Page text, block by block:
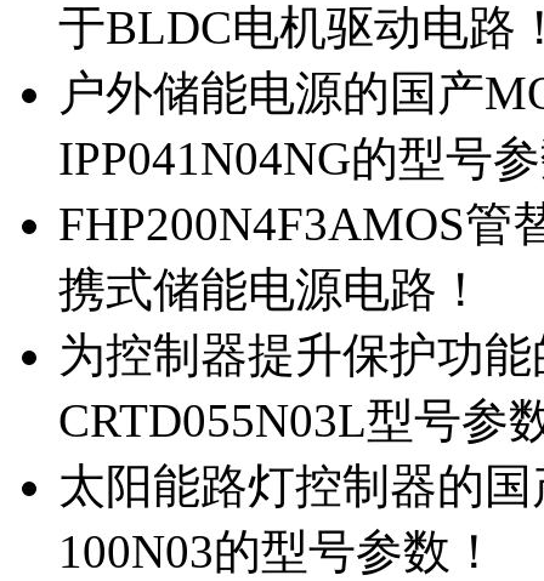
于BLDC电机驱动电路
户外储能电源的国产
IPP041N04NG的型号
FHP200N4F3AMOS管
携式储能电源电路！
为控制器提升保护功
CRTD055N03L型号参
太阳能路灯控制器的
100N03的型号参数！